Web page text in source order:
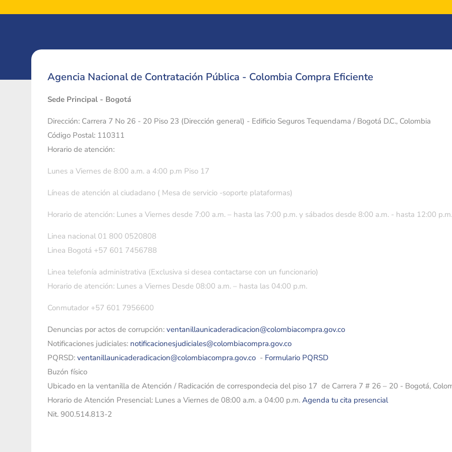
Agencia Nacional de Contratación Pública - Colombia Compra Eficiente
Sede Principal - Bogotá
Dirección: Carrera 7 No 26 - 20 Piso 23 (Dirección general) - Edificio Seguros Tequendama / Bogotá D.C., Colombia
Código Postal: 110311
Horario de atención:
Lunes a Viernes de 8:00 a.m. a 4:00 p.m Piso 17
Líneas de atención al ciudadano ( Mesa de servicio -soporte plataformas)
Horario de atención: Lunes a Viernes desde 7:00 a.m. – hasta las 7:00 p.m. y sábados desde 8:00 a.m. - hasta 12:00 p.m.
Linea nacional 01 800 0520808
Linea Bogotá +57 601 7456788
Linea telefonía administrativa (Exclusiva si desea contactarse con un funcionario)
Horario de atención: Lunes a Viernes Desde 08:00 a.m. – hasta las 04:00 p.m.
Conmutador +57 601 7956600
Denuncias por actos de corrupción: ventanillaunicaderadicacion@colombiacompra.gov.co
Notificaciones judiciales: notificacionesjudiciales@colombiacompra.gov.co
PQRSD: ventanillaunicaderadicacion@colombiacompra.gov.co - Formulario PQRSD
Buzón físico
Ubicado en la ventanilla de Atención / Radicación de correspondecia del piso 17 de Carrera 7 # 26 – 20 - Bogotá,
Horario de Atención Presencial: Lunes a Viernes de 08:00 a.m. a 04:00 p.m. Agenda tu cita presencial
Nit. 900.514.813-2